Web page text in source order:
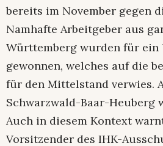
bereits im November gegen
Namhafte Arbeitgeber aus
Württemberg wurden für
gewonnen, welches auf die
für den Mittelstand verwies.
Schwarzwald-Baar-Heuberg
Auch in diesem Kontext
Vorsitzender des IHK-